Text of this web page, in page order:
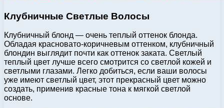
Клубничные Светлые Волосы
Клубничный блонд — очень теплый оттенок блонда.
Обладая красновато-коричневым оттенком, клубничный
блондин выглядит почти как оттенок заката. Светлый
теплый цвет лучше всего смотрится со светлой кожей и
светлыми глазами. Легко добиться, если ваши волосы
уже имеют светлый цвет, этот прекрасный цвет можно
создать, применив красные тона к мягкой светлой
основе.